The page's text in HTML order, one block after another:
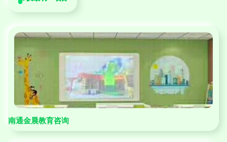
南通金晨教育咨询